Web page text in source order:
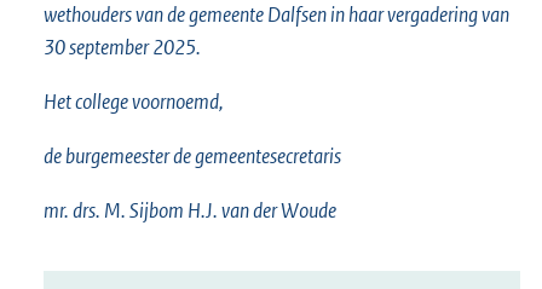
wethouders van de gemeente Dalfsen in haar vergadering van
30 september 2025.
Het college voornoemd,
de burgemeester de gemeentesecretaris
mr. drs. M. Sijbom H.J. van der Woude